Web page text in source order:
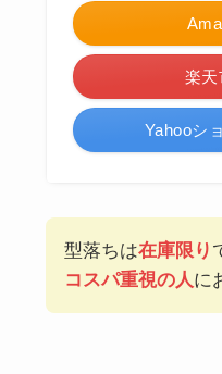
楽天
Yahooシ
型落ちは在庫限り
コスパ重視の人に